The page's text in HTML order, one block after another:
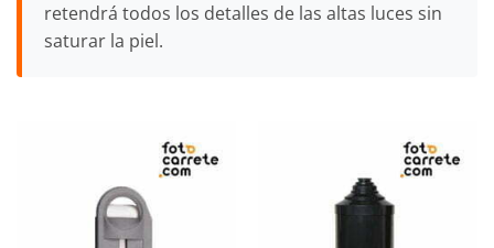
retendrá todos los detalles de las altas luces sin
saturar la piel.